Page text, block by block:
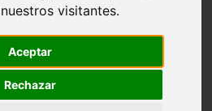
visitantes.
Aceptar
Rechazar